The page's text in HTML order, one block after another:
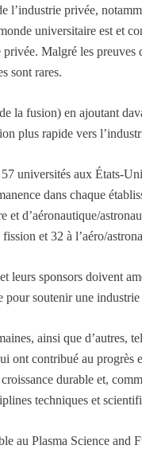
l’industrie privée,
universitaire est et
Malgré les
sont rares.
la fusion) en ajoutant
plus rapide vers
universités aux États-
dans chaque
et d’aéronautique/
et 32 ​​à l’aéro/
leurs sponsors doivent
soutenir une
ainsi que d’autres,
ont contribué au progrès
durable et,
techniques et
au Plasma Science and